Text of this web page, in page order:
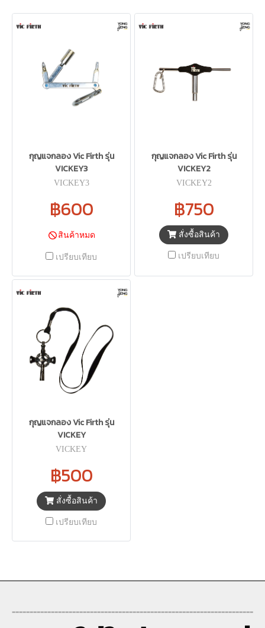
กุญแจกลอง Vic Firth รุ่น
VICKEY3
VICKEY3
฿600
สินค้าหมด
เปรียบเทียบ
กุญแจกลอง Vic Firth รุ่น
VICKEY2
VICKEY2
฿750
สั่งซื้อสินค้า
เปรียบเทียบ
กุญแจกลอง Vic Firth รุ่น
VICKEY
VICKEY
฿500
สั่งซื้อสินค้า
เปรียบเทียบ
--------------------------------------------------------------------